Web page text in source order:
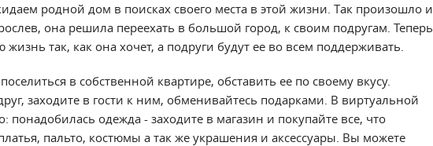
родной дом в поисках своего места в этой жизни. Так произошло и
она решила переехать в большой город, к своим подругам. Теперь
так, как она хочет, а подруги будут ее во всем поддерживать.
в собственной квартире, обставить ее по своему вкусу.
заходите в гости к ним, обменивайтесь подарками. В виртуальной
понадобилась одежда - заходите в магазин и покупайте все, что
пальто, костюмы а так же украшения и аксессуары. Вы можете